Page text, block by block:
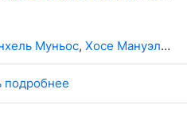
Муньос, Хосе Мануэль Виллальба
подробнее